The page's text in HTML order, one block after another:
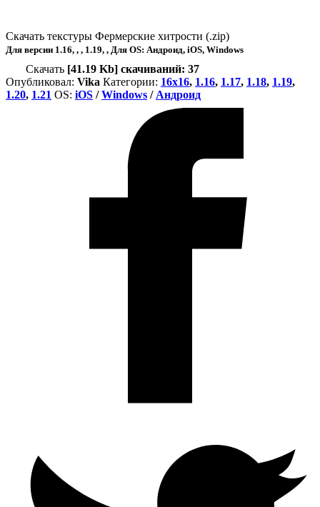
Скачать текстуры Фермерские хитрости (.zip)
Для версии 1.16, , , 1.19, , Для OS: Андроид, iOS, Windows
Скачать [41.19 Kb] скачиваний: 37
Опубликовал: Vika Категории: 16x16, 1.16, 1.17, 1.18, 1.19,
1.20, 1.21 ОS: iOS /Windows / Андроид